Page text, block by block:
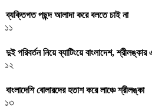
ব্যক্তিগত পছন্দ আলাদা করে বলতে চাই না
১১
দুই পরিবর্তন নিয়ে ব্যাটিংয়ে বাংলাদেশ,
১২
বাংলাদেশি বোলারদের হতাশ করে লাঞ্চে শ্রীলঙ্কা
১৩